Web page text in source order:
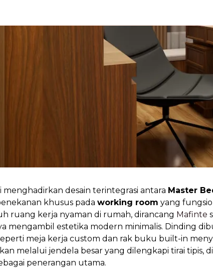
menghadirkan desain terintegrasi antara Master
khusus padaworking room yang
ruang kerja nyaman di rumah, dirancang Mafinte
mengambil estetika modern minimalis. Dinding
meja kerja custom dan rak buku built-in
melalui jendela besar yang dilengkapi tirai
penerangan utama.